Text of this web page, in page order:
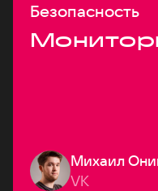
Безопасность
Михаил
VK